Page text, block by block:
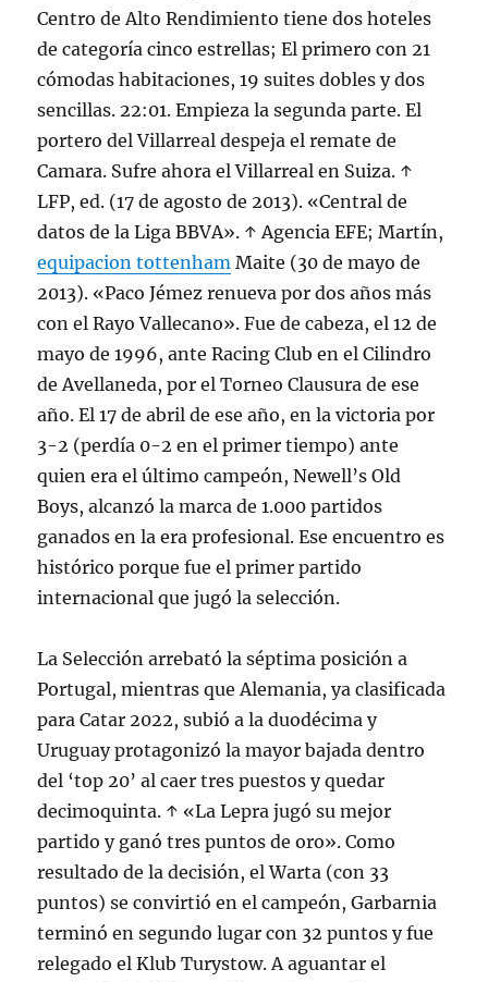
Centro de Alto Rendimiento tiene dos hoteles
de categoría cinco estrellas; El primero con 21
cómodas habitaciones, 19 suites dobles y dos
sencillas. 22:01. Empieza la segunda parte. El
portero del Villarreal despeja el remate de
Camara. Sufre ahora el Villarreal en Suiza. ↑
LFP, ed. (17 de agosto de 2013). «Central de
datos de la Liga BBVA». ↑ Agencia EFE; Martín,
equipacion tottenham Maite (30 de mayo de
2013). «Paco Jémez renueva por dos años más
con el Rayo Vallecano». Fue de cabeza, el 12 de
mayo de 1996, ante Racing Club en el Cilindro
de Avellaneda, por el Torneo Clausura de ese
año. El 17 de abril de ese año, en la victoria por
3-2 (perdía 0-2 en el primer tiempo) ante
quien era el último campeón, Newell’s Old
Boys, alcanzó la marca de 1.000 partidos
ganados en la era profesional. Ese encuentro es
histórico porque fue el primer partido
internacional que jugó la selección.
La Selección arrebató la séptima posición a
Portugal, mientras que Alemania, ya clasificada
para Catar 2022, subió a la duodécima y
Uruguay protagonizó la mayor bajada dentro
del ‘top 20’ al caer tres puestos y quedar
decimoquinta. ↑ «La Lepra jugó su mejor
partido y ganó tres puntos de oro». Como
resultado de la decisión, el Warta (con 33
puntos) se convirtió en el campeón, Garbarnia
terminó en segundo lugar con 32 puntos y fue
relegado el Klub Turystow. A aguantar el